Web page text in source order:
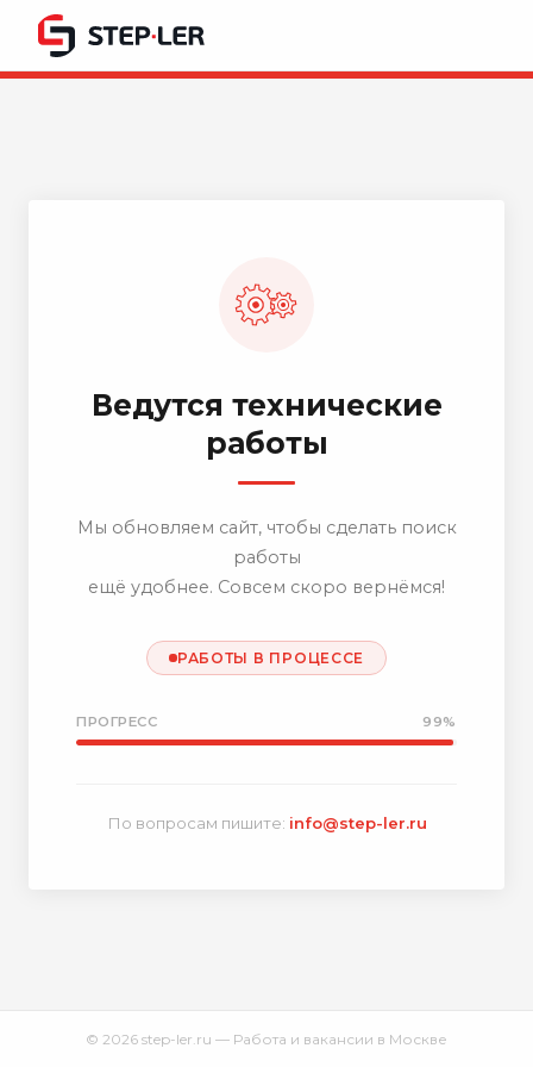
Ведутся технические
работы
Мы обновляем сайт, чтобы сделать поиск
работы
ещё удобнее. Совсем скоро вернёмся!
РАБОТЫ В ПРОЦЕССЕ
ПРОГРЕСС 99%
По вопросам пишите: info@step-ler.ru
© 2026 step-ler.ru — Работа и вакансии в Москве